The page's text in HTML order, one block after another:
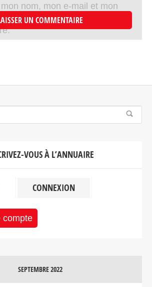
nom, mon e-mail et mon
navigateur pour mon prochain
VOUS À L’ANNUAIRE
CONNEXION
compte
SEPTEMBRE 2022